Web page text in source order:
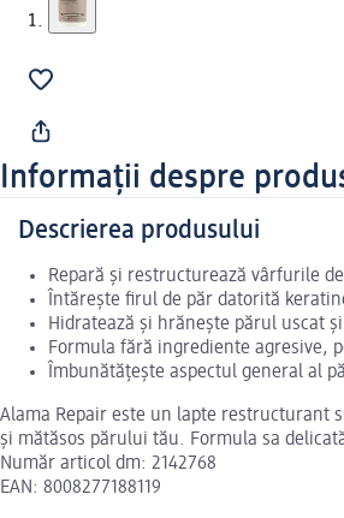
Informații despre
Descrierea produsului
Repară și restructurează vârfurile
Întărește firul de păr datorită
Hidratează și hrănește părul uscat
Formula fără ingrediente agresive,
Îmbunătățește aspectul general al
Alama Repair este un lapte restructurant
și mătăsos părului tău. Formula sa
Număr articol dm: 2142768
EAN: 8008277188119